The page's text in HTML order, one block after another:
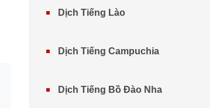
Dịch Tiếng Lào
Dịch Tiếng Campuchia
Dịch Tiếng Bồ Đào Nha